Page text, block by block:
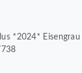
*2024* Eisengrau